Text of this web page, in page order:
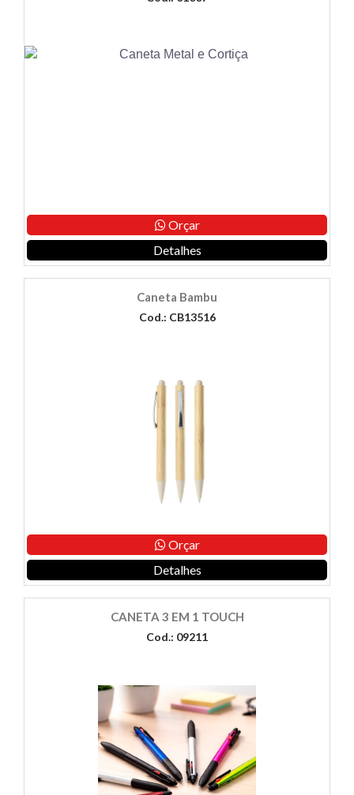
Orçar
Detalhes
Caneta Bambu
Cod.: CB13516
Orçar
Detalhes
CANETA 3 EM 1 TOUCH
Cod.: 09211